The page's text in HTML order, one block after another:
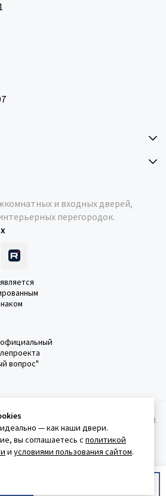
и входных дверей,
перегородок.
вопрос"
сайта
Политика
Условия использования сайта
— как наши двери.
вы соглашаетесь с политикой
и условиями пользования сайтом.